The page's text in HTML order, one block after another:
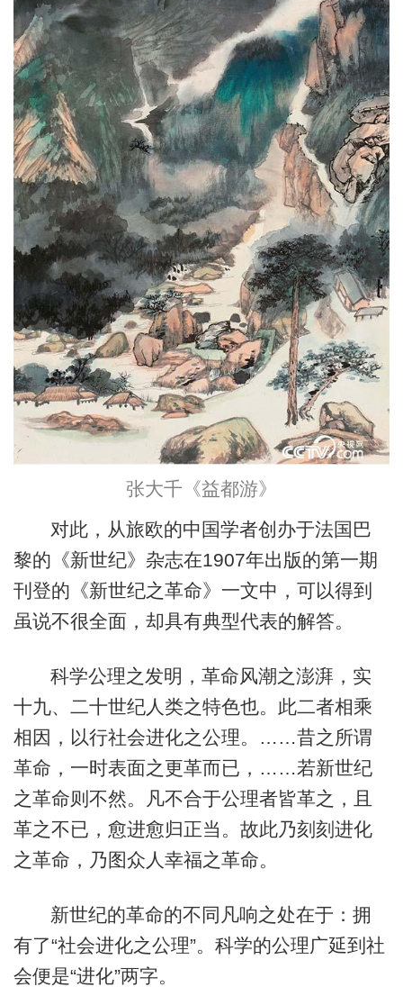
张大千《益都游》
对此，从旅欧的中国学者创办于法国巴
黎的《新世纪》杂志在1907年出版的第一期
刊登的《新世纪之革命》一文中，可以得到
虽说不很全面，却具有典型代表的解答。
科学公理之发明，革命风潮之澎湃，实
十九、二十世纪人类之特色也。此二者相乘
相因，以行社会进化之公理。……昔之所谓
革命，一时表面之更革而已，……若新世纪
之革命则不然。凡不合于公理者皆革之，且
革之不已，愈进愈归正当。故此乃刻刻进化
之革命，乃图众人幸福之革命。
新世纪的革命的不同凡响之处在于：拥
有了“社会进化之公理”。科学的公理广延到社
会便是“进化”两字。